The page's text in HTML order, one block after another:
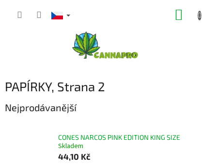
PAPÍRKY, Strana 2
Nejprodávanější
CONES NARCOS PINK EDITION KING SIZE
Skladem
44,10 Kč